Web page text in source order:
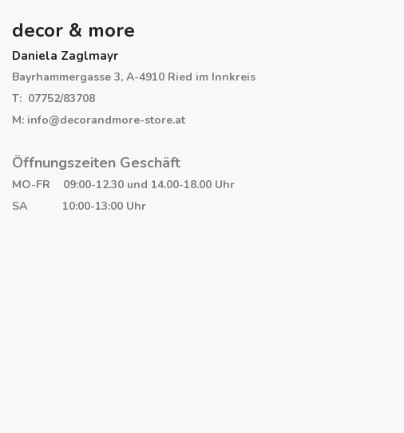
decor & more
Daniela Zaglmayr
Bayrhammergasse 3, A-4910 Ried im Innkreis
T: 07752/83708
M: info@decorandmore-store.at
Öffnungszeiten Geschäft
MO-FR 09:00-12.30 und 14.00-18.00 Uhr
SA 10:00-13:00 Uhr